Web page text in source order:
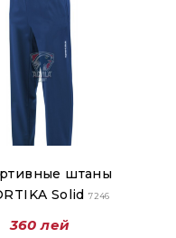
штаны
Solid7246
360 лей